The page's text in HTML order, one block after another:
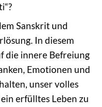
Sanskrit und
In diesem
die innere Befreiung
Emotionen und
unser volles
erfülltes Leben zu